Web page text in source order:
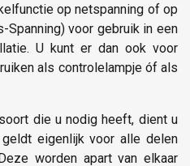
op netspanning of op
Spanning) voor gebruik in een
U kunt er dan ook voor
als controlelampje óf als
die u nodig heeft, dient u
eigenlijk voor alle delen
worden apart van elkaar